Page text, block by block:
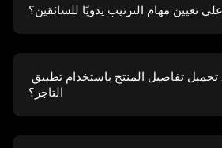
تعيين مهام الترتيب يدويًا للسائقين؟
التاجر؟